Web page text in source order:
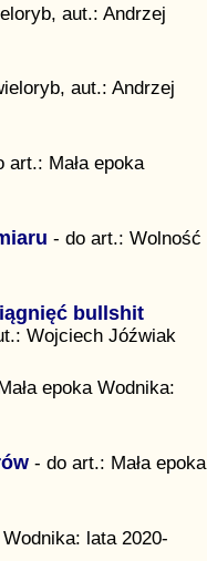
aut.: Andrzej
aut.: Andrzej
art.: Mała epoka
- do art.: Wolność
bullshit
Wojciech Jóźwiak
epoka Wodnika:
- do art.: Mała epoka
lata 2020-